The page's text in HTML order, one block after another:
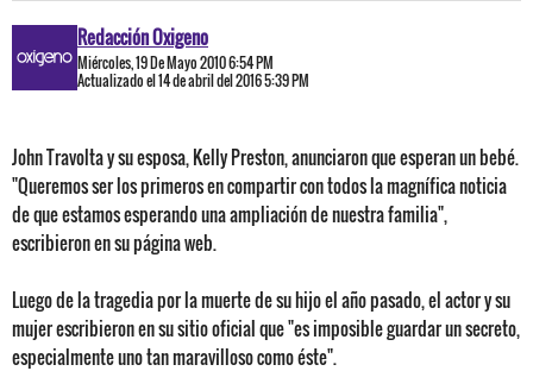
Redacción Oxigeno
Miércoles, 19 De Mayo 2010 6:54 PM
Actualizado el 14 de abril del 2016 5:39 PM
John Travolta y su esposa, Kelly Preston, anunciaron que esperan un bebé.
"Queremos ser los primeros en compartir con todos la magnífica noticia
de que estamos esperando una ampliación de nuestra familia",
escribieron en su página web.
Luego de la tragedia por la muerte de su hijo el año pasado, el actor y su
mujer escribieron en su sitio oficial que "es imposible guardar un secreto,
especialmente uno tan maravilloso como éste".